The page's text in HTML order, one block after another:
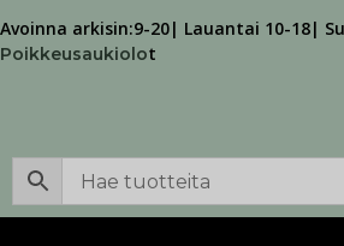
Avoinna arkisin:9-20| Lauantai 10-18|
Poikkeusaukiolot